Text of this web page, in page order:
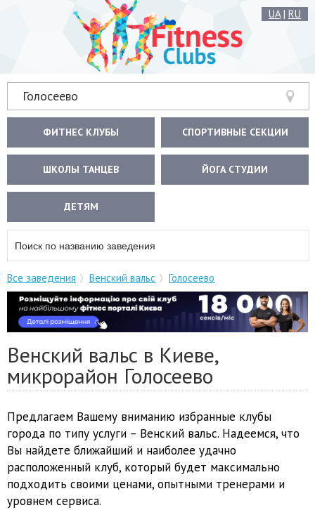
UA| RU
Голосеево
ФИТНЕС КЛУБЫ СПОРТИВНЫЕ СЕКЦИИ
ШКОЛЫ ТАНЦЕВ ЙОГА СТУДИИ
ДЕТЯМ
Все заведения Венский вальс Голосеево
Венский вальс в Киеве,
микрорайон Голосеево
Предлагаем Вашему вниманию избранные клубы
города по типу услуги – Венский вальс. Надеемся, что
Вы найдете ближайший и наиболее удачно
расположенный клуб, который будет максимально
подходить своими ценами, опытными тренерами и
уровнем сервиса.